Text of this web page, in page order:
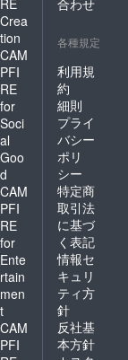
「備考
くださ
特段
の記載
がない
場合は
ご本名
を掲出
させて
いただ
きま
す。
【ツ
アー実
施時
期】当
クラウ
ドファ
ンディ
ング終
了後に
イズ 限
20
支援金
額には
送料を
含みま
す。
Crea
tion
CAM
PFI
RE
for
Soci
al
Goo
d
CAM
PFI
RE
for
Ente
rtain
men
t
CAM
PFI
各種規定
利用規
約
細則
プライ
バシー
ポリ
シー
特定商
取引法
に基づ
く表記
情報セ
キュリ
ティ方
針
反社基
本方針